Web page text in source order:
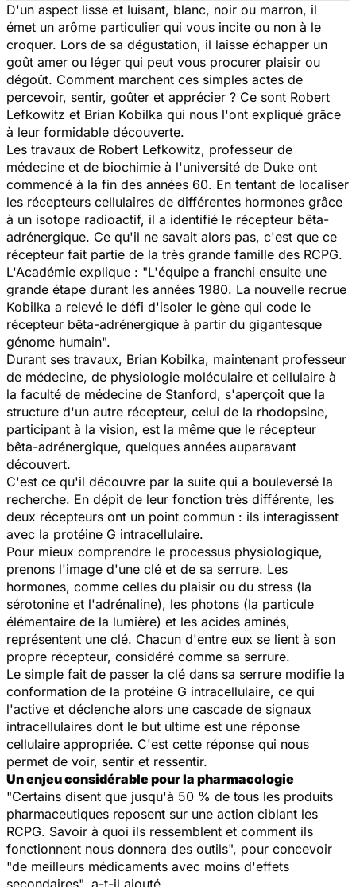
D'un aspect lisse et luisant, blanc, noir ou marron, il
émet un arôme particulier qui vous incite ou non à le
croquer. Lors de sa dégustation, il laisse échapper un
goût amer ou léger qui peut vous procurer plaisir ou
dégoût. Comment marchent ces simples actes de
percevoir, sentir, goûter et apprécier ? Ce sont Robert
Lefkowitz et Brian Kobilka qui nous l'ont expliqué grâce
à leur formidable découverte.
Les travaux de Robert Lefkowitz, professeur de
médecine et de biochimie à l'université de Duke ont
commencé à la fin des années 60. En tentant de localiser
les récepteurs cellulaires de différentes hormones grâce
à un isotope radioactif, il a identifié le récepteur bêta-
adrénergique. Ce qu'il ne savait alors pas, c'est que ce
récepteur fait partie de la très grande famille des RCPG.
L'Académie explique : "L'équipe a franchi ensuite une
grande étape durant les années 1980. La nouvelle recrue
Kobilka a relevé le défi d'isoler le gène qui code le
récepteur bêta-adrénergique à partir du gigantesque
génome humain".
Durant ses travaux, Brian Kobilka, maintenant professeur
de médecine, de physiologie moléculaire et cellulaire à
la faculté de médecine de Stanford, s'aperçoit que la
structure d'un autre récepteur, celui de la rhodopsine,
participant à la vision, est la même que le récepteur
bêta-adrénergique, quelques années auparavant
découvert.
C'est ce qu'il découvre par la suite qui a bouleversé la
recherche. En dépit de leur fonction très différente, les
deux récepteurs ont un point commun : ils interagissent
avec la protéine G intracellulaire.
Pour mieux comprendre le processus physiologique,
prenons l'image d'une clé et de sa serrure. Les
hormones, comme celles du plaisir ou du stress (la
sérotonine et l'adrénaline), les photons (la particule
élémentaire de la lumière) et les acides aminés,
représentent une clé. Chacun d'entre eux se lient à son
propre récepteur, considéré comme sa serrure.
Le simple fait de passer la clé dans sa serrure modifie la
conformation de la protéine G intracellulaire, ce qui
l'active et déclenche alors une cascade de signaux
intracellulaires dont le but ultime est une réponse
cellulaire appropriée. C'est cette réponse qui nous
permet de voir, sentir et ressentir.
Un enjeu considérable pour la pharmacologie
"Certains disent que jusqu'à 50 % de tous les produits
pharmaceutiques reposent sur une action ciblant les
RCPG. Savoir à quoi ils ressemblent et comment ils
fonctionnent nous donnera des outils", pour concevoir
"de meilleurs médicaments avec moins d'effets
secondaires", a-t-il ajouté.